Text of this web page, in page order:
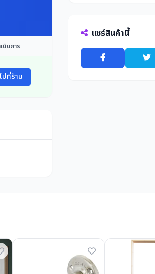
นินการ
ปที่ร้าน
แชร์สินค้านี้